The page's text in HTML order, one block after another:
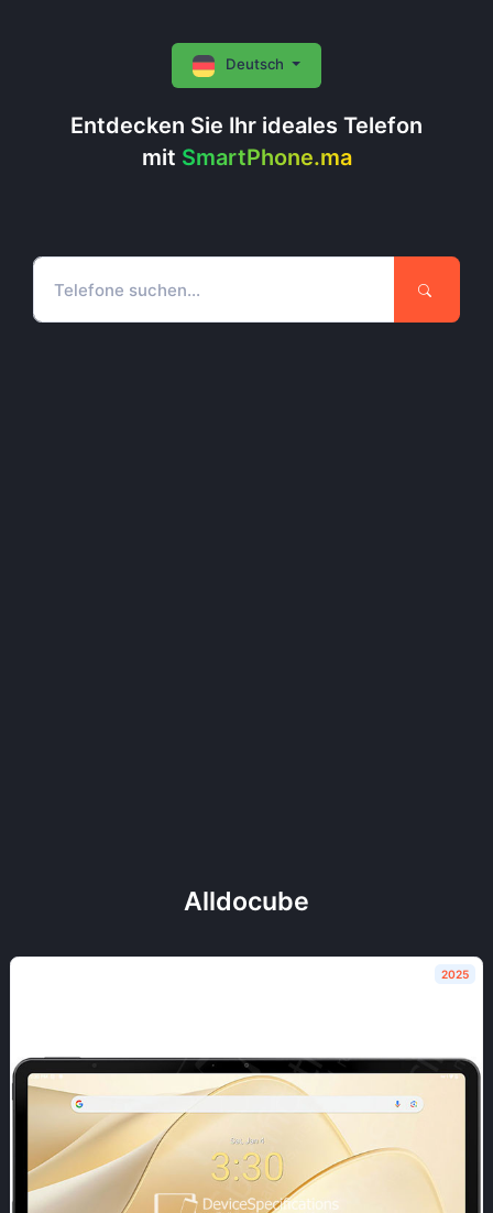
Entdecken Sie Ihr ideales Telefon
mit SmartPhone.ma
Deutsch
Alldocube
2025